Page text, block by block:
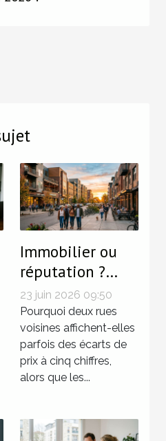
Immobilier ou
réputation ?
Quand l’image
d’un quartier
fait grimper les
prix
23 juin 2026 09:50
Pourquoi deux rues
voisines affichent-elles
parfois des écarts de
prix à cinq chiffres,
alors que les...